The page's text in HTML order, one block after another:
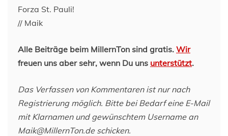
Forza St. Pauli!
// Maik
Alle Beiträge beim MillernTon sind gratis. Wir
freuen uns aber sehr, wenn Du uns unterstützt.
Das Verfassen von Kommentaren ist nur nach
Registrierung möglich. Bitte bei Bedarf eine E-Mail
mit Klarnamen und gewünschtem Username an
Maik@MillernTon.de schicken.